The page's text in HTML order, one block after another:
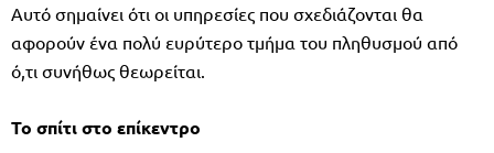
Αυτό σημαίνει ότι οι υπηρεσίες που σχεδιάζονται θα
αφορούν ένα πολύ ευρύτερο τμήμα του πληθυσμού από
ό,τι συνήθως θεωρείται.
Το σπίτι στο επίκεντρο